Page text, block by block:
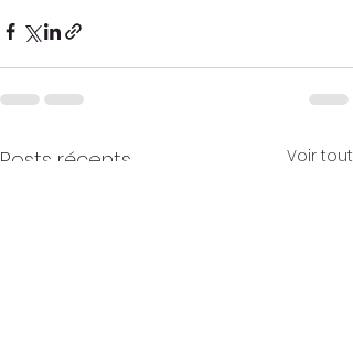
Posts récents Voir tout